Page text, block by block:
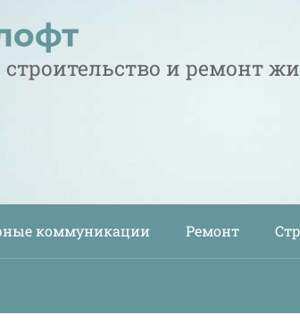
строительство и ремонт
коммуникации Ремонт